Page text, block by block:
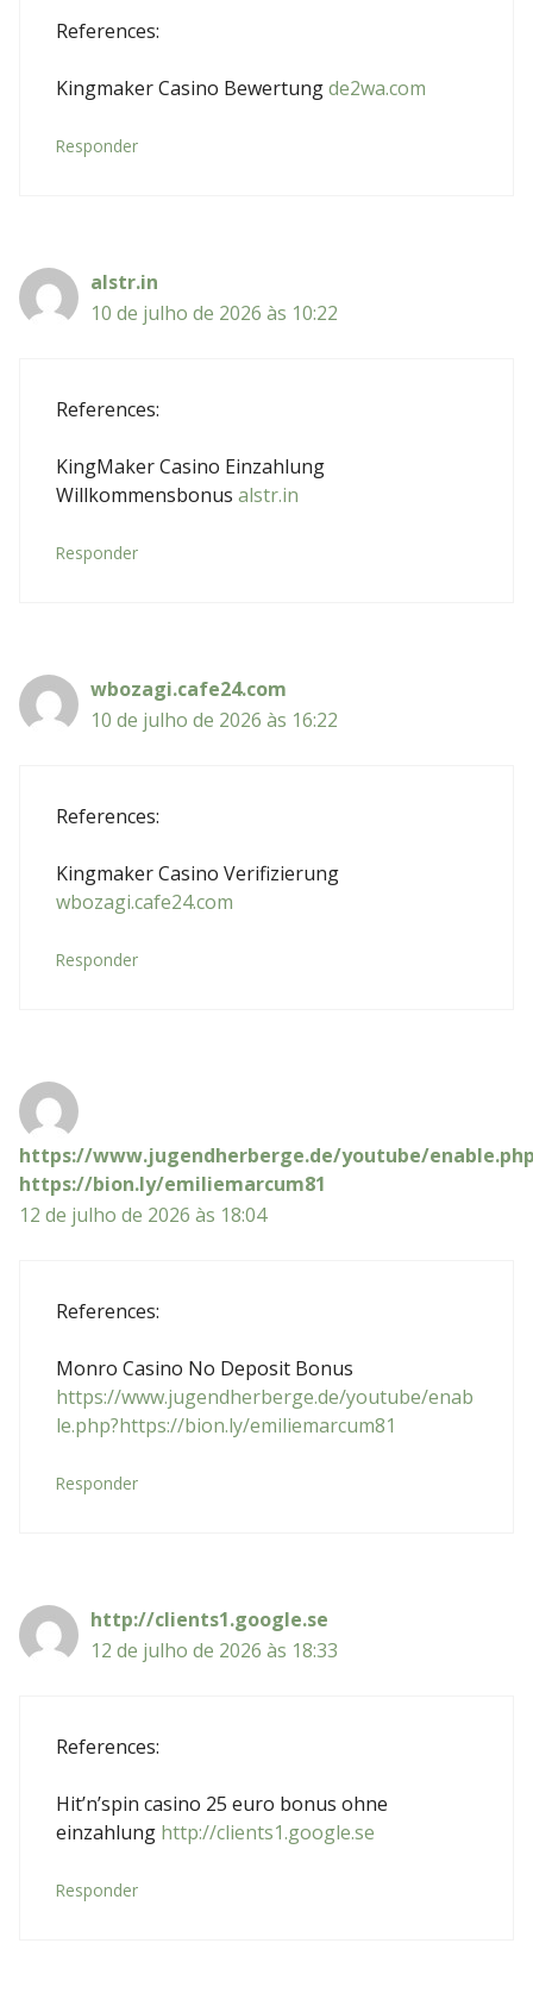
References:
Kingmaker Casino Bewertungde2wa.com
Responder
alstr.in
10 de julho de 2026 às 10:22
References:
KingMaker Casino Einzahlung
Willkommensbonus alstr.in
Responder
wbozagi.cafe24.com
10 de julho de 2026 às 16:22
References:
Kingmaker Casino Verifizierung
wbozagi.cafe24.com
Responder
https://www.jugendherberge.de/youtube/
https://bion.ly/emiliemarcum81
12 de julho de 2026 às 18:04
References:
Monro Casino No Deposit Bonus
https://www.jugendherberge.de/youtube/enab
le.php?https://bion.ly/emiliemarcum81
Responder
http://clients1.google.se
12 de julho de 2026 às 18:33
References:
Hit’n’spin casino 25 euro bonus ohne
einzahlung http://clients1.google.se
Responder